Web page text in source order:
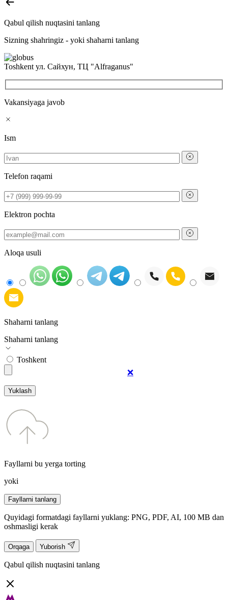
Qabul qilish nuqtasini tanlang
Sizning shahringiz - yoki shaharni tanlang
Toshkent ул. Сайхун, ТЦ "Alfraganus"
Vakansiyaga javob
Ism
Telefon raqami
Elektron pochta
Aloqa usuli
Shaharni tanlang
Shaharni tanlang
Toshkent
❌
Fayllarni bu yerga torting
yoki
Fayllarni tanlang
Quyidagi formatdagi fayllarni yuklang: PNG, PDF, AI, 100 MB dan
oshmasligi kerak
Orqaga Yuborish
Qabul qilish nuqtasini tanlang